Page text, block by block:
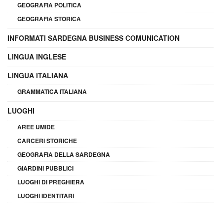
GEOGRAFIA POLITICA
GEOGRAFIA STORICA
INFORMATI SARDEGNA BUSINESS COMUNICATION
LINGUA INGLESE
LINGUA ITALIANA
GRAMMATICA ITALIANA
LUOGHI
AREE UMIDE
CARCERI STORICHE
GEOGRAFIA DELLA SARDEGNA
GIARDINI PUBBLICI
LUOGHI DI PREGHIERA
LUOGHI IDENTITARI